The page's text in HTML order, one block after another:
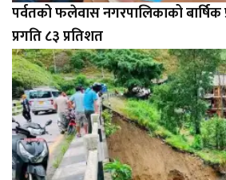
पर्वतको फलेवास नगरपालिकाको बार्षिक
प्रगति ८३ प्रतिशत